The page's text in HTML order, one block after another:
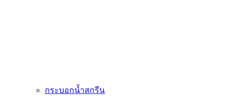
กระบอกน้ำสกรีน